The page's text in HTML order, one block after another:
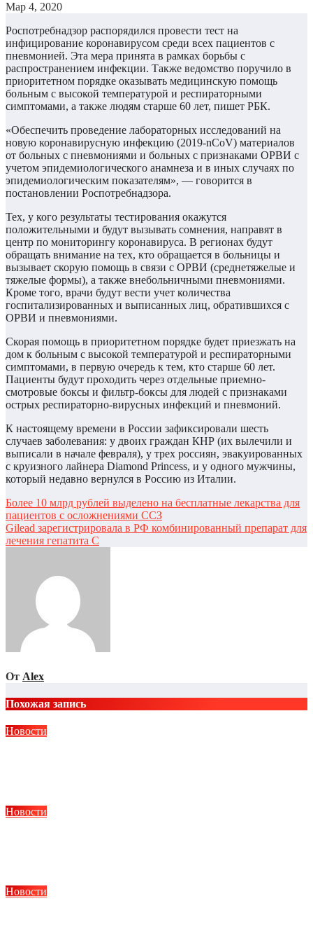
Мар 4, 2020
Роспотребнадзор распорядился провести тест на
инфицирование коронавирусом среди всех пациентов с
пневмонией. Эта мера принята в рамках борьбы с
распространением инфекции. Также ведомство поручило в
приоритетном порядке оказывать медицинскую помощь
больным с высокой температурой и респираторными
симптомами, а также людям старше 60 лет, пишет РБК.
«Обеспечить проведение лабораторных исследований на
новую коронавирусную инфекцию (2019-nCoV) материалов
от больных с пневмониями и больных с признаками ОРВИ с
учетом эпидемиологического анамнеза и в иных случаях по
эпидемиологическим показателям», — говорится в
постановлении Роспотребнадзора.
Тех, у кого результаты тестирования окажутся
положительными и будут вызывать сомнения, направят в
центр по мониторингу коронавируса. В регионах будут
обращать внимание на тех, кто обращается в больницы и
вызывает скорую помощь в связи с ОРВИ (среднетяжелые и
тяжелые формы), а также внебольничными пневмониями.
Кроме того, врачи будут вести учет количества
госпитализированных и выписанных лиц, обратившихся с
ОРВИ и пневмониями.
Скорая помощь в приоритетном порядке будет приезжать на
дом к больным с высокой температурой и респираторными
симптомами, в первую очередь к тем, кто старше 60 лет.
Пациенты будут проходить через отдельные приемно-
смотровые боксы и фильтр-боксы для людей с признаками
острых респираторно-вирусных инфекций и пневмоний.
К настоящему времени в России зафиксировали шесть
случаев заболевания: у двоих граждан КНР (их вылечили и
выписали в начале февраля), у трех россиян, эвакуированных
с круизного лайнера Diamond Princess, и у одного мужчины,
который недавно вернулся в Россию из Италии.
Навигация
по
записям
Более 10 млрд рублей выделено на бесплатные лекарства для
пациентов с осложнениями ССЗ
Gilead зарегистрировала в РФ комбинированный препарат для
лечения гепатита С
От Alex
Похожая запись
Новости
Новости
Новости